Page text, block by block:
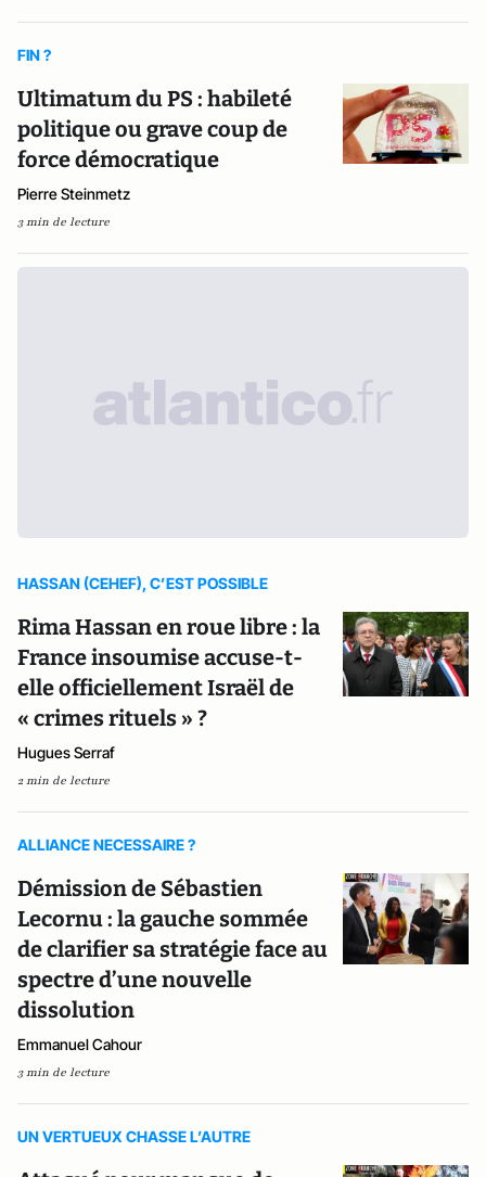
FIN ?
Ultimatum du PS : habileté
politique ou grave coup de
force démocratique
Pierre Steinmetz
3 min de lecture
HASSAN (CEHEF), C’EST POSSIBLE
Rima Hassan en roue libre : la
France insoumise accuse-t-
elle officiellement Israël de
« crimes rituels » ?
Hugues Serraf
2 min de lecture
ALLIANCE NECESSAIRE ?
Démission de Sébastien
Lecornu : la gauche sommée
de clarifier sa stratégie face au
spectre d’une nouvelle
dissolution
Emmanuel Cahour
3 min de lecture
UN VERTUEUX CHASSE L’AUTRE